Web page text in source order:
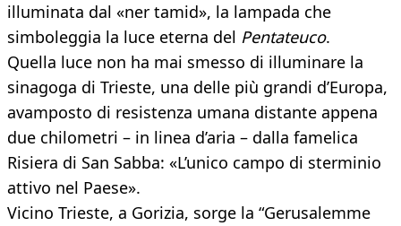
illuminata dal «ner tamid», la lampada che
simboleggia la luce eterna del Pentateuco.
Quella luce non ha mai smesso di illuminare la
sinagoga di Trieste, una delle più grandi d’Europa,
avamposto di resistenza umana distante appena
due chilometri – in linea d’aria – dalla famelica
Risiera di San Sabba: «L’unico campo di sterminio
attivo nel Paese».
Vicino Trieste, a Gorizia, sorge la “Gerusalemme